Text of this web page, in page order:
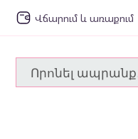
Վճարում և առաքում